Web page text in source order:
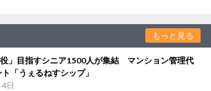
もっと見る
役」目指すシニア1500人が集結 マンション管理代
「うぇるねすシップ」
日